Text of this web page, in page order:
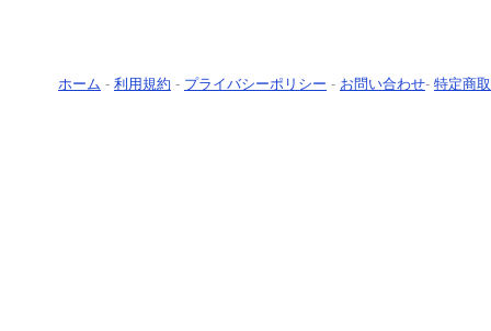
ホーム - 利用規約 - プライバシーポリシー - お問い合わせ- 特定商